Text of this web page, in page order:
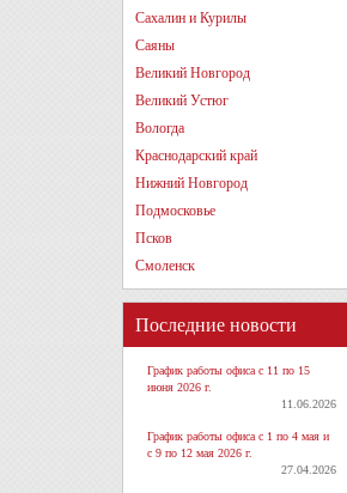
Сахалин и Курилы
Саяны
Великий Новгород
Великий Устюг
Вологда
Краснодарский край
Нижний Новгород
Подмосковье
Псков
Смоленск
Последние новости
График работы офиса с 11 по 15
июня 2026 г.
11.06.2026
График работы офиса с 1 по 4 мая и
с 9 по 12 мая 2026 г.
27.04.2026